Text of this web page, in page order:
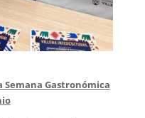
Gastronómica